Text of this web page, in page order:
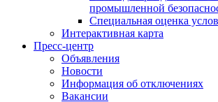
промышленной
Специальная оценка
Интерактивная карта
Пресс-центр
Объявления
Новости
Информация об отключениях
Вакансии